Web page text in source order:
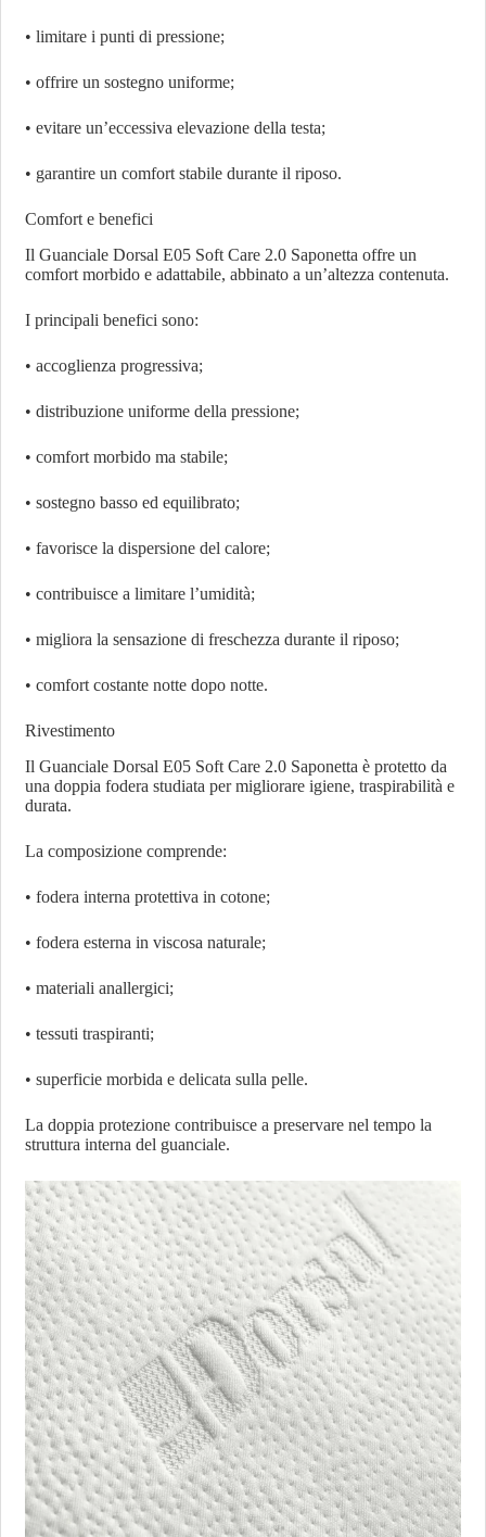
• limitare i punti di pressione;
• offrire un sostegno uniforme;
• evitare un’eccessiva elevazione della testa;
• garantire un comfort stabile durante il riposo.
Comfort e benefici
Il Guanciale Dorsal E05 Soft Care 2.0 Saponetta offre un
comfort morbido e adattabile, abbinato a un’altezza contenuta.
I principali benefici sono:
• accoglienza progressiva;
• distribuzione uniforme della pressione;
• comfort morbido ma stabile;
• sostegno basso ed equilibrato;
• favorisce la dispersione del calore;
• contribuisce a limitare l’umidità;
• migliora la sensazione di freschezza durante il riposo;
• comfort costante notte dopo notte.
Rivestimento
Il Guanciale Dorsal E05 Soft Care 2.0 Saponetta è protetto da
una doppia fodera studiata per migliorare igiene, traspirabilità e
durata.
La composizione comprende:
• fodera interna protettiva in cotone;
• fodera esterna in viscosa naturale;
• materiali anallergici;
• tessuti traspiranti;
• superficie morbida e delicata sulla pelle.
La doppia protezione contribuisce a preservare nel tempo la
struttura interna del guanciale.